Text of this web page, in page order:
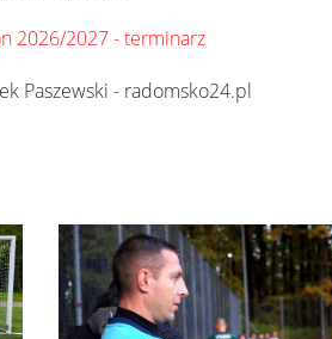
2026/2027 - terminarz
Paszewski - radomsko24.pl